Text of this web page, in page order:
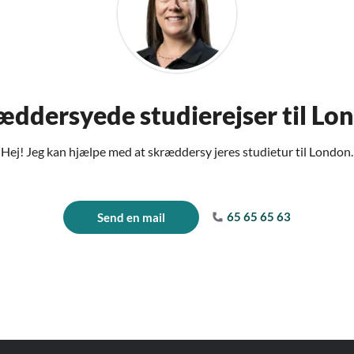
studierejser til
Hej! Jeg kan hjælpe med at skræddersy jeres studietur til London.
Send en mail 65 65 65 63